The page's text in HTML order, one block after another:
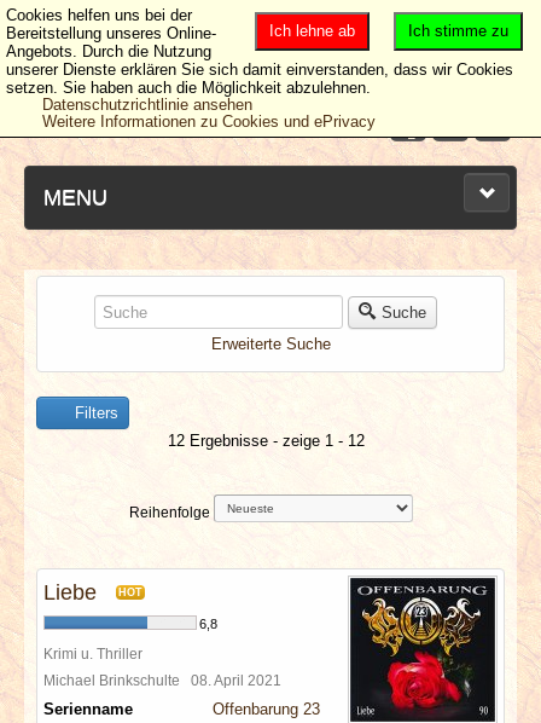
MENU
NEUESTE ARTIKEL
NEWS & DATES
BERICHTE
SPECIALS
REDAKTION
Suche
Erweiterte Suche
Filters
12 Ergebnisse - zeige 1 - 12
Reihenfolge
Liebe HOT
6,8
Krimi u. Thriller
Michael Brinkschulte 08. April 2021
Serienname
Offenbarung 23
Ich stimme zu
Ich lehne ab
Cookies helfen uns bei der
Bereitstellung unseres Online-
Angebots. Durch die Nutzung
unserer Dienste erklären Sie sich damit einverstanden, dass wir Cookies
setzen. Sie haben auch die Möglichkeit abzulehnen.
Datenschutzrichtlinie ansehen
Weitere Informationen zu Cookies und ePrivacy